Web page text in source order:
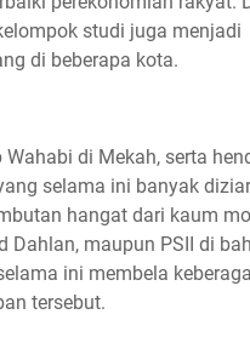
studi juga menjadi
di beberapa kota.
di Mekah, serta
selama ini banyak
hangat dari kaum
maupun PSII di
ini membela
tersebut.